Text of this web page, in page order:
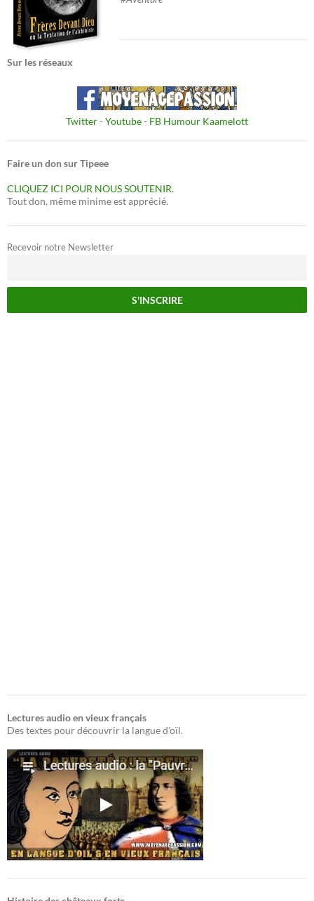
Sur les réseaux
Twitter- Youtube- FB Humour Kaamelott
Faire un don sur Tipeee
CLIQUEZ ICI POUR NOUS SOUTENIR.
Tout don, même minime est apprécié.
Recevoir notre Newsletter
Lectures audio en vieux français
Des textes pour découvrir la langue d'oïl.